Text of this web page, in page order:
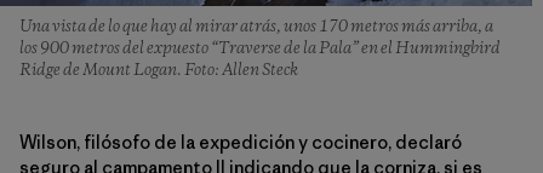
Una vista de lo que hay al mirar atrás, unos 170 metros más arriba, a
los 900 metros del expuesto “Traverse de la Pala” en el Hummingbird
Ridge de Mount Logan. Foto: Allen Steck
Wilson, filósofo de la expedición y cocinero, declaró
seguro al campamento II indicando que la corniza, si es